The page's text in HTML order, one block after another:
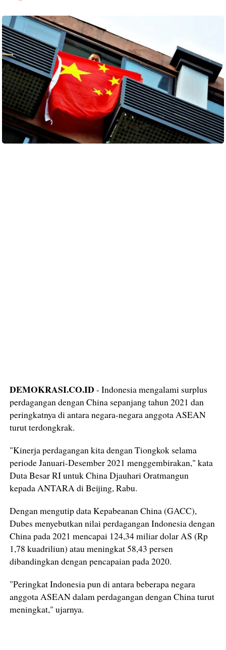
DEMOKRASI.CO.ID - Indonesia mengalami surplus
perdagangan dengan China sepanjang tahun 2021 dan
peringkatnya di antara negara-negara anggota ASEAN
turut terdongkrak.
"Kinerja perdagangan kita dengan Tiongkok selama
periode Januari-Desember 2021 menggembirakan," kata
Duta Besar RI untuk China Djauhari Oratmangun
kepada ANTARA di Beijing, Rabu.
Dengan mengutip data Kepabeanan China (GACC),
Dubes menyebutkan nilai perdagangan Indonesia dengan
China pada 2021 mencapai 124,34 miliar dolar AS (Rp
1,78 kuadriliun) atau meningkat 58,43 persen
dibandingkan dengan pencapaian pada 2020.
"Peringkat Indonesia pun di antara beberapa negara
anggota ASEAN dalam perdagangan dengan China turut
meningkat," ujarnya.